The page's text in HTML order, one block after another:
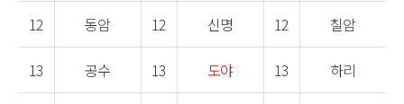
12 동암 12 신명 12 칠암
13 공수 13 도야 13 하리